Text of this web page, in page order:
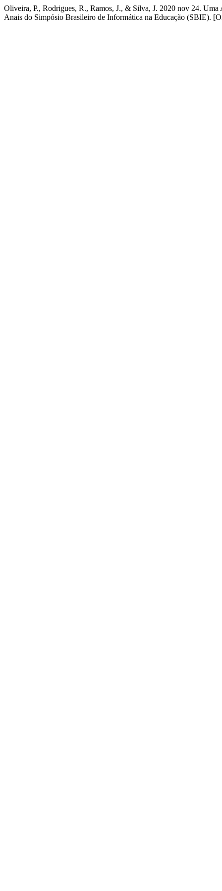
Oliveira, P., Rodrigues, R., Ramos, J., & Silva, J. 2020 nov 24.
Anais do Simpósio Brasileiro de Informática na Educação (SBIE).